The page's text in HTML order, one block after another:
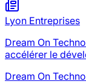
Lyon Entreprises
Dream On
accélérer le
Dream On